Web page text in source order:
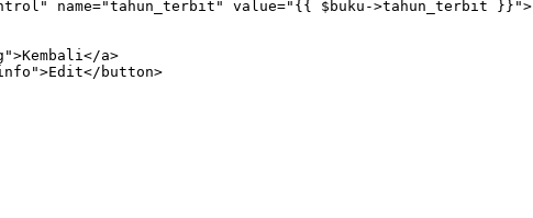
name="tahun_terbit" value="{{ $buku->tahun_terbit }}">
a>
button>